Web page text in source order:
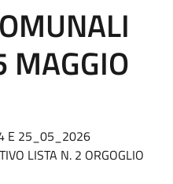
MAGGIO
E 25_05_2026
LISTA N. 2 ORGOGLIO